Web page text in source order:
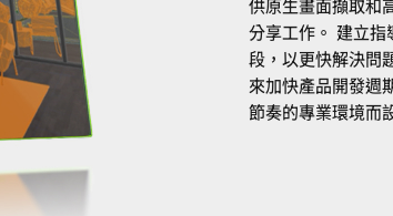
供原生畫面擷取和
分享工作。 建立
段，以更快解決問
來加快產品開發週
節奏的專業環境而